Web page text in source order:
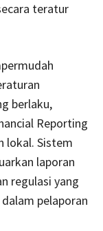
teratur
berlaku,
Reporting
lokal. Sistem
laporan
regulasi yang
pelaporan